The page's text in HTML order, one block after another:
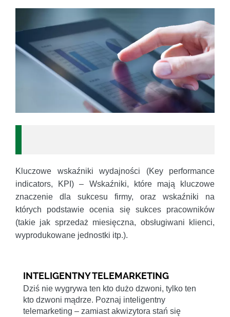
Kluczowe wskaźniki wydajności (Key performance
indicators, KPI) – Wskaźniki, które mają kluczowe
znaczenie dla sukcesu firmy, oraz wskaźniki na
których podstawie ocenia się sukces pracowników
(takie jak sprzedaż miesięczna, obsługiwani klienci,
wyprodukowane jednostki itp.).
INTELIGENTNY TELEMARKETING
Dziś nie wygrywa ten kto dużo dzwoni, tylko ten
kto dzwoni mądrze. Poznaj inteligentny
telemarketing – zamiast akwizytora stań się